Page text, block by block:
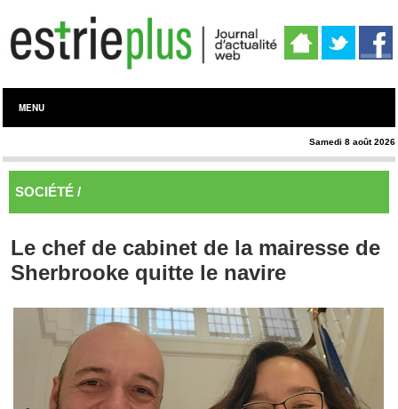
MENU
Samedi 8 août 2026
SOCIÉTÉ /
Le chef de cabinet de la mairesse de
Sherbrooke quitte le navire